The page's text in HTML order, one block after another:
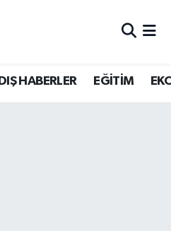
DIŞ HABERLER EĞİTİM